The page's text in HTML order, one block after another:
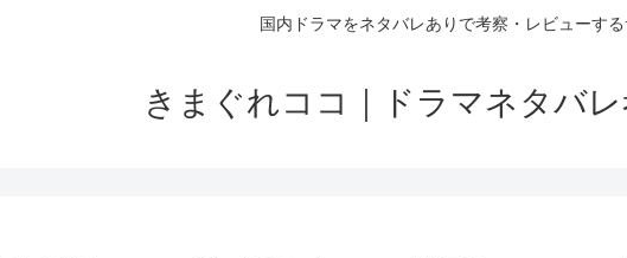
国内ドラマをネタバレありで考察・レビューする
きまぐれココ｜ドラマネタバ